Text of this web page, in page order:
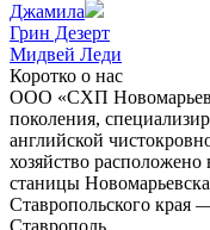
Джамила
Грин Дезерт
Мидвей Леди
Коротко о нас
ООО «СХП
поколения,
английской
хозяйство
станицы
Ставропольского края